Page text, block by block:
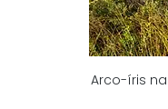
Arco-íris